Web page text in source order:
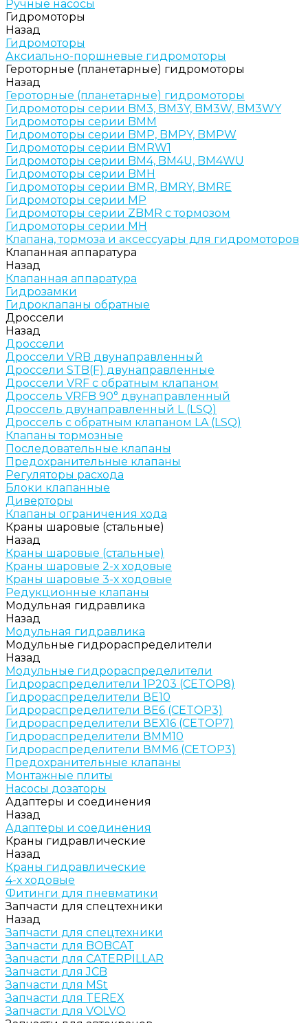
Ручные насосы
Гидромоторы
Назад
Гидромоторы
Аксиально-поршневые гидромоторы
Героторные (планетарные) гидромоторы
Назад
Героторные (планетарные) гидромоторы
Гидромоторы серии BM3, BM3Y, BM3W, BM3WY
Гидромоторы серии BMM
Гидромоторы серии BMP, BMPY, BMPW
Гидромоторы серии BMRW1
Гидромоторы серии BМ4, BM4U, BМ4WU
Гидромоторы серии BМH
Гидромоторы серии BМR, BMRY, BМRE
Гидромоторы серии MP
Гидромоторы серии ZBMR с тормозом
Гидромоторы серии МH
Клапана, тормоза и аксессуары для гидромоторов
Клапанная аппаратура
Назад
Клапанная аппаратура
Гидрозамки
Гидроклапаны обратные
Дроссели
Назад
Дроссели
Дроссели VRB двунаправленный
Дроссели STB(F) двунаправленные
Дроссели VRF с обратным клапаном
Дроссель VRFB 90° двунаправленный
Дроссель двунаправленный L (LSQ)
Дроссель с обратным клапаном LA (LSQ)
Клапаны тормозные
Последовательные клапаны
Предохранительные клапаны
Регуляторы расхода
Блоки клапанные
Диверторы
Клапаны ограничения хода
Краны шаровые (стальные)
Назад
Краны шаровые (стальные)
Краны шаровые 2-х ходовые
Краны шаровые 3-х ходовые
Редукционные клапаны
Модульная гидравлика
Назад
Модульная гидравлика
Модульные гидрораспределители
Назад
Модульные гидрораспределители
Гидрораспределители 1Р203 (CETOP8)
Гидрораспределители ВЕ10
Гидрораспределители ВЕ6 (CETOP3)
Гидрораспределители ВЕХ16 (CETOP7)
Гидрораспределители ВММ10
Гидрораспределители ВММ6 (CETOP3)
Предохранительные клапаны
Монтажные плиты
Насосы дозаторы
Адаптеры и соединения
Назад
Адаптеры и соединения
Краны гидравлические
Назад
Краны гидравлические
4-х ходовые
Фитинги для пневматики
Запчасти для спецтехники
Назад
Запчасти для спецтехники
Запчасти для BOBCAT
Запчасти для CATERPILLAR
Запчасти для JCB
Запчасти для MSt
Запчасти для TEREX
Запчасти для VOLVO